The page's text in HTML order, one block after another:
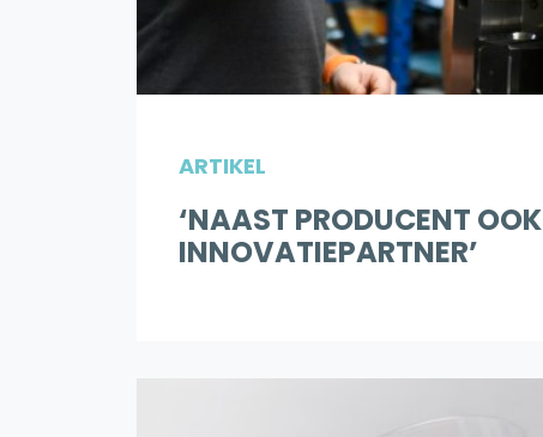
ARTIKEL
‘NAAST PRODUCENT OOK
INNOVATIEPARTNER’